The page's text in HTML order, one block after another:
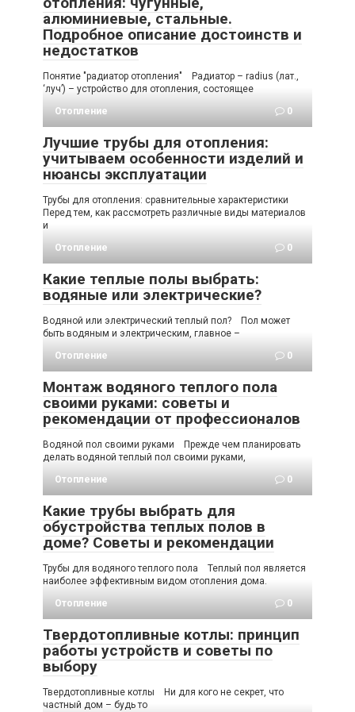
алюминиевые, стальные.
Подробное описание достоинств и
недостатков
Понятие "радиатор отопления" Радиатор – radius (лат.,
‘луч’) – устройство для отопления, состоящее
Отопление
0
Лучшие трубы для отопления:
учитываем особенности изделий и
нюансы эксплуатации
Трубы для отопления: сравнительные характеристики
Перед тем, как рассмотреть различные виды материалов
и
Отопление
0
Какие теплые полы выбрать:
водяные или электрические?
Водяной или электрический теплый пол? Пол может
быть водяным и электрическим, главное –
Отопление
0
Монтаж водяного теплого пола
своими руками: советы и
рекомендации от профессионалов
Водяной пол своими руками Прежде чем планировать
делать водяной теплый пол своими руками,
Отопление
0
Какие трубы выбрать для
обустройства теплых полов в
доме? Советы и рекомендации
Трубы для водяного теплого пола Теплый пол является
наиболее эффективным видом отопления дома.
Отопление
0
Твердотопливные котлы: принцип
работы устройств и советы по
выбору
Твердотопливные котлы Ни для кого не секрет, что
частный дом – будь то